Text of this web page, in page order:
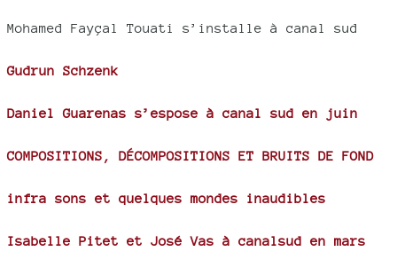
Mohamed Fayçal Touati s’installe à canal sud
Gudrun Schzenk
Daniel Guarenas s’espose à canal sud en juin
COMPOSITIONS, DÉCOMPOSITIONS ET BRUITS DE FOND
infra sons et quelques mondes inaudibles
Isabelle Pitet et José Vas à canalsud en mars